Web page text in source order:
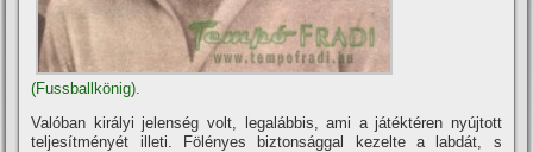
(Fussballkönig).
Valóban királyi jelenség volt, legalábbis, ami a játéktéren nyújtott
teljesí­tményét illeti. Fölényes biztonsággal kezelte a labdát, s